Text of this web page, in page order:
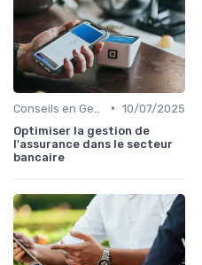
• 10/07/2025
Optimiser la gestion de
l'assurance dans le secteur
bancaire